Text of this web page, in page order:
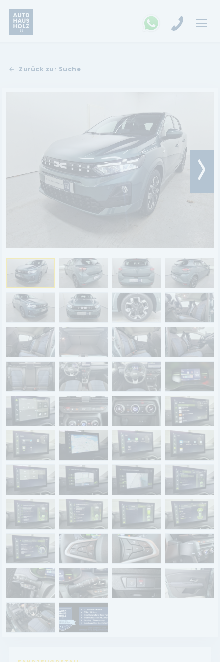
Land Rover
Renault
SERVICE
Aktionsfahrzeuge
AutoAbo
Gewerbekunden
Probefahrt
Mietwagen
Ankauf
WERKSTATTTERMIN
Teile & Zubehör
Renault Service
Dacia Service
UNTERNEHMEN
Standort Landau
Standort Neustadt
Qualitätsversprechen
Tankstelle
Karriere
KONTAKT
Zurück zur Suche